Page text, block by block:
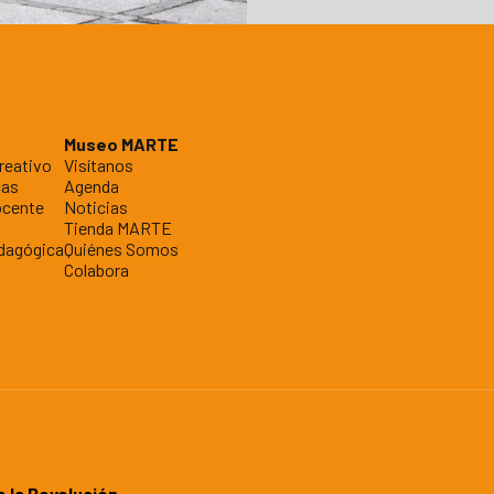
Museo MARTE
Visítanos
Agenda
Noticias
Tienda MARTE
Quiénes Somos
Colabora